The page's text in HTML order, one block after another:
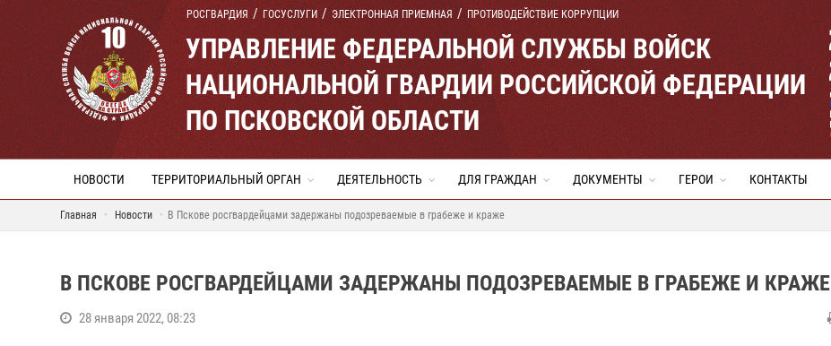
РОСГВАРДИЯ ГОСУСЛУГИ ЭЛЕКТРОННАЯ ПРИЕМНАЯ ПРОТИВОДЕЙСТВИЕ КОРРУПЦИИ
УПРАВЛЕНИЕ ФЕДЕРАЛЬНОЙ СЛУЖБЫ ВОЙСК
НАЦИОНАЛЬНОЙ ГВАРДИИ РОССИЙСКОЙ ФЕДЕРАЦИИ
ПО ПСКОВСКОЙ ОБЛАСТИ
НОВОСТИ ТЕРРИТОРИАЛЬНЫЙ ОРГАН ДЕЯТЕЛЬНОСТЬ ДЛЯ ГРАЖДАН ДОКУМЕНТЫ ГЕРОИ КОНТАКТЫ
Главная Новости В Пскове росгвардейцами задержаны подозреваемые в грабеже и краже
В ПСКОВЕ РОСГВАРДЕЙЦАМИ ЗАДЕРЖАНЫ ПОДОЗРЕВАЕМЫЕ В ГРАБЕЖЕ И КРАЖЕ
28 января 2022, 08:23